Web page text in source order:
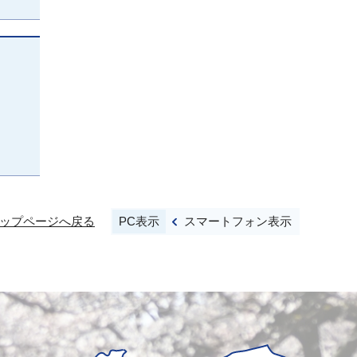
プページへ戻る PC表示 スマートフォン表示